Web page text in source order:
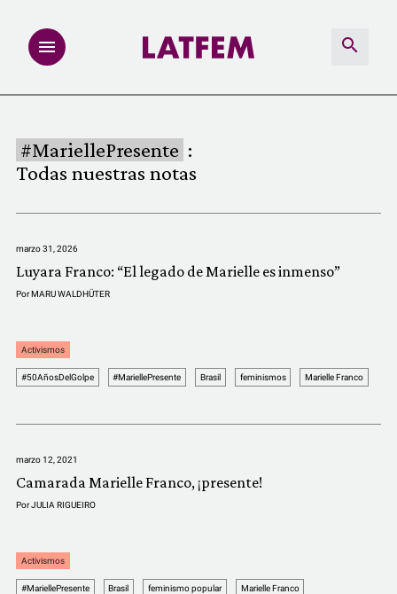
INVESTIGACIONES
MULTIMEDIA
PRODUCTOS
QUIÉNES SOMOS
#MariellePresente :
Todas nuestras notas
marzo 31, 2026
Luyara Franco: “El legado de Marielle es inmenso”
PorMARU WALDHÜTER
Activismos
#50AñosDelGolpe #MariellePresente Brasil feminismos Marielle Franco
marzo 12, 2021
Camarada Marielle Franco, ¡presente!
PorJULIA RIGUEIRO
Activismos
#MariellePresente Brasil feminismo popular Marielle Franco